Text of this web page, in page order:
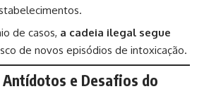
de casos, a cadeia ilegal segue
de novos episódios de intoxicação.
e Desafios do